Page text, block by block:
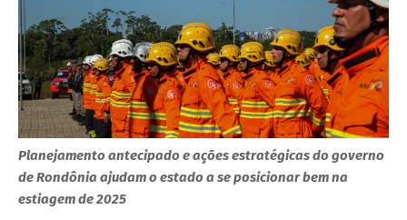
Planejamento antecipado e ações estratégicas do governo
de Rondônia ajudam o estado a se posicionar bem na
estiagem de 2025